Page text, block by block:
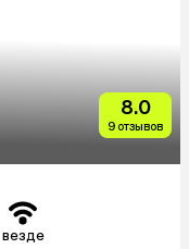
8.0
9 отзывов
везде